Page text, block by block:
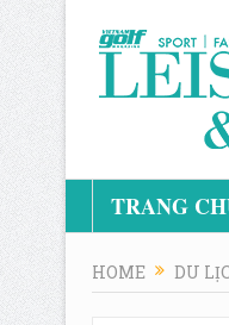
TRANG
HOME DU